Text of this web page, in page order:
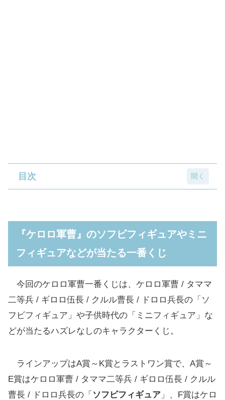
目次
ィギュアなどが当たる一番くじ
A賞「ケロロ軍曹 ソフビフィギュア」
B賞「タママ二等兵 ソフビフィギュア」
E賞「ドロロ兵長 ソフビフィギュア」
F賞「温感マグカップ」
ルコレクション」もあり
G賞「子供時代のミニフィギュア」(全5種/ラン
ダム)
『ケロロ軍曹』のソフビフィギュアやミニ
フィギュアなどが当たる一番くじ
今回のケロロ軍曹一番くじは、ケロロ軍曹 / タママ
二等兵 / ギロロ伍長 / クルル曹長 / ドロロ兵長の「ソ
フビフィギュア」や子供時代の「ミニフィギュア」な
どが当たるハズレなしのキャラクターくじ。
ラインアップはA賞～K賞とラストワン賞で、A賞～
E賞はケロロ軍曹 / タママ二等兵 / ギロロ伍長 / クルル
曹長 / ドロロ兵長の「 ソフビフィギュア 」、F賞はケロ